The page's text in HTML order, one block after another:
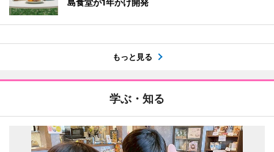
もっと見る
学ぶ・知る